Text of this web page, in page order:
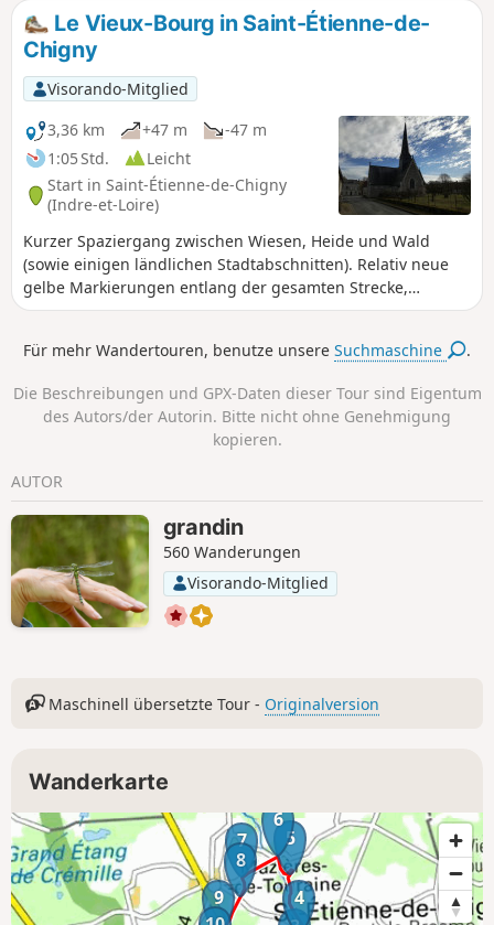
Le Vieux-Bourg in Saint-Étienne-de-
Chigny
Visorando-Mitglied
3,36 km
+47 m
-47 m
1:05 Std.
Leicht
Start in Saint-Étienne-de-Chigny
(Indre-et-Loire)
Kurzer Spaziergang zwischen Wiesen, Heide und Wald
(sowie einigen ländlichen Stadtabschnitten). Relativ neue
gelbe Markierungen entlang der gesamten Strecke,
ausschließlich in der auf der Karte angegebenen Richtung
Für mehr Wandertouren, benutze unsereSuchmaschine .
Die Beschreibungen und GPX-Daten dieser Tour sind Eigentum
des Autors/der Autorin. Bitte nicht ohne Genehmigung
kopieren.
AUTOR
grandin
560 Wanderungen
Visorando-Mitglied
Maschinell übersetzte Tour - Originalversion
Wanderkarte
4
5
6
7
8
9